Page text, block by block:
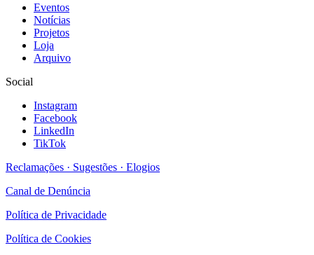
Eventos
Notícias
Projetos
Loja
Arquivo
Social
Instagram
Facebook
LinkedIn
TikTok
Reclamações · Sugestões · Elogios
Canal de Denúncia
Política de Privacidade
Política de Cookies